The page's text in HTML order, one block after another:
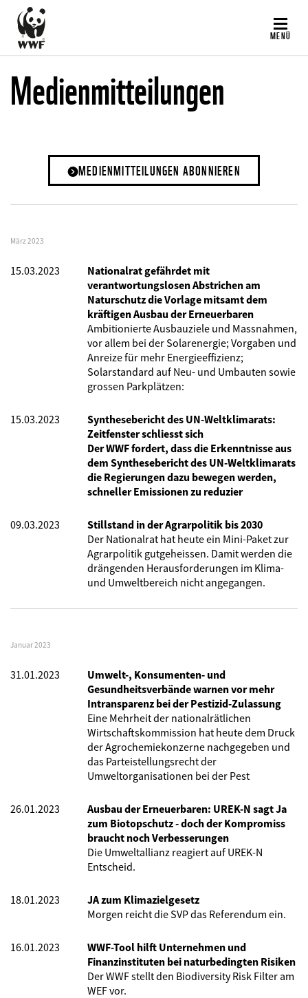
Direkt
zum
Inhalt
MENÜ
Medienmitteilungen
MEDIENMITTEILUNGEN ABONNIEREN
März 2023
15.03.2023
Nationalrat gefährdet mit
verantwortungslosen Abstrichen am
Naturschutz die Vorlage mitsamt dem
kräftigen Ausbau der Erneuerbaren
Ambitionierte Ausbauziele und Massnahmen,
vor allem bei der Solarenergie; Vorgaben und
Anreize für mehr Energieeffizienz;
Solarstandard auf Neu- und Umbauten sowie
grossen Parkplätzen:
15.03.2023
Synthesebericht des UN-Weltklimarats:
Zeitfenster schliesst sich
Der WWF fordert, dass die Erkenntnisse aus
dem Synthesebericht des UN-Weltklimarats
die Regierungen dazu bewegen werden,
schneller Emissionen zu reduzier
09.03.2023
Stillstand in der Agrarpolitik bis 2030
Der Nationalrat hat heute ein Mini-Paket zur
Agrarpolitik gutgeheissen. Damit werden die
drängenden Herausforderungen im Klima-
und Umweltbereich nicht angegangen.
Januar 2023
31.01.2023
Umwelt-, Konsumenten- und
Gesundheitsverbände warnen vor mehr
Intransparenz bei der Pestizid-Zulassung
Eine Mehrheit der nationalrätlichen
Wirtschaftskommission hat heute dem Druck
der Agrochemiekonzerne nachgegeben und
das Parteistellungsrecht der
Umweltorganisationen bei der Pest
26.01.2023
Ausbau der Erneuerbaren: UREK-N sagt Ja
zum Biotopschutz - doch der Kompromiss
braucht noch Verbesserungen
Die Umweltallianz reagiert auf UREK-N
Entscheid.
18.01.2023
JA zum Klimazielgesetz
Morgen reicht die SVP das Referendum ein.
16.01.2023
WWF-Tool hilft Unternehmen und
Finanzinstituten bei naturbedingten Risiken
Der WWF stellt den Biodiversity Risk Filter am
WEF vor.